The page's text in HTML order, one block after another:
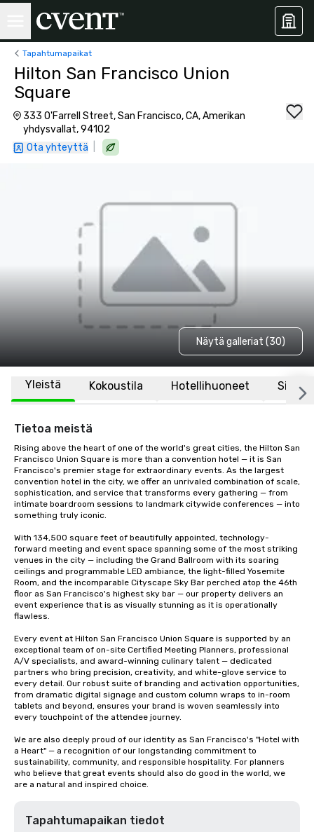
Tapahtumapaikat
Hilton San Francisco Union
Square
333 O'Farrell Street, San Francisco, CA, Amerikan
yhdysvallat, 94102
Ota yhteyttä
Näytä galleriat (30)
Yleistä Kokoustila Hotellihuoneet Sijainti
Tietoa meistä
Rising above the heart of one of the world's great cities, the Hilton San
Francisco Union Square is more than a convention hotel — it is San
Francisco's premier stage for extraordinary events. As the largest
convention hotel in the city, we offer an unrivaled combination of scale,
sophistication, and service that transforms every gathering — from
intimate boardroom sessions to landmark citywide conferences — into
something truly iconic.
With 134,500 square feet of beautifully appointed, technology-
forward meeting and event space spanning some of the most striking
venues in the city — including the Grand Ballroom with its soaring
ceilings and programmable LED ambiance, the light-filled Yosemite
Room, and the incomparable Cityscape Sky Bar perched atop the 46th
floor as San Francisco's highest sky bar — our property delivers an
event experience that is as visually stunning as it is operationally
flawless.
Every event at Hilton San Francisco Union Square is supported by an
exceptional team of on-site Certified Meeting Planners, professional
A/V specialists, and award-winning culinary talent — dedicated
partners who bring precision, creativity, and white-glove service to
every detail. Our robust suite of branding and activation opportunities,
from dramatic digital signage and custom column wraps to in-room
tablets and beyond, ensures your brand is woven seamlessly into
every touchpoint of the attendee journey.
We are also deeply proud of our identity as San Francisco's "Hotel with
a Heart" — a recognition of our longstanding commitment to
sustainability, community, and responsible hospitality. For planners
who believe that great events should also do good in the world, we
are a natural and inspired choice.
Tapahtumapaikan tiedot